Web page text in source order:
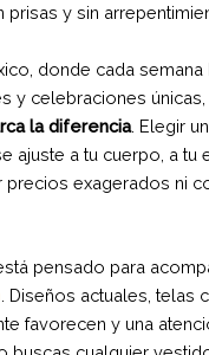
prisas y sin
donde cada semana
y celebraciones únicas,
la diferencia. Elegir
ajuste a tu cuerpo, a tu
precios exagerados ni
pensado para
. Diseños actuales, telas
favorecen y una